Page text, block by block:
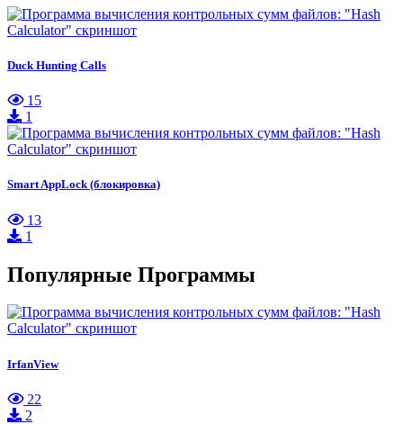
Duck Hunting Calls
15
1
Smart AppLock (блокировка)
13
1
Популярные Программы
IrfanView
22
2